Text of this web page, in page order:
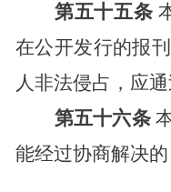
第五十五条
在公开发行的报
人非法侵占，应
第五十六条
能经过协商解决